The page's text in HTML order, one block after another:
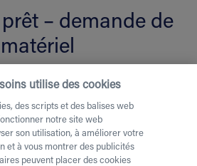
– demande de
matériel
ci-dessous pour la location de
d’une livraison urgente ou
end? Contactez-nous par
22.
utilise des cookies
des scripts et des balises web
notre site web
son utilisation, à améliorer votre
et à vous montrer des publicités
peuvent placer des cookies